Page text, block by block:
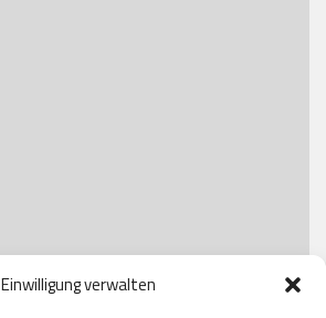
Einwilligung verwalten